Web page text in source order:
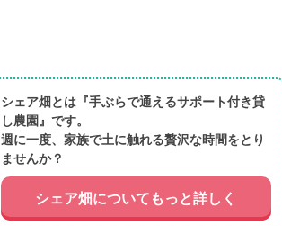
シェア畑とは『手ぶらで通えるサポート付き貸
し農園』です。
週に一度、家族で土に触れる贅沢な時間をとり
ませんか？
シェア畑についてもっと詳しく